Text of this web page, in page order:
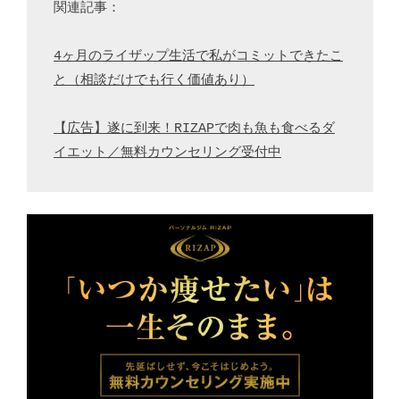
関連記事：
4ヶ月のライザップ生活で私がコミットできたこ
と（相談だけでも行く価値あり）
【広告】遂に到来！RIZAPで肉も魚も食べるダ
イエット／無料カウンセリング受付中